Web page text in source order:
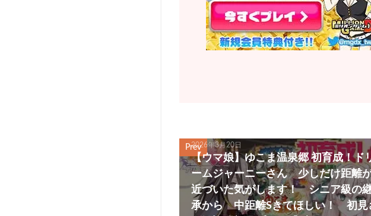
Prev
2026年3月20日
【ウマ娘】ゆこま温泉郷 初育成！ド
ームジャーニーさん 少しだけ距離
近づいた気がします！ シニア級の
承から 中距離Sきてほしい！ 初見